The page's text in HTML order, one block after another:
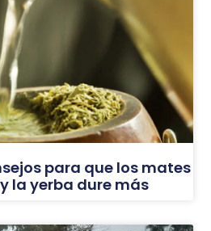
para que los mates
la yerba dure más